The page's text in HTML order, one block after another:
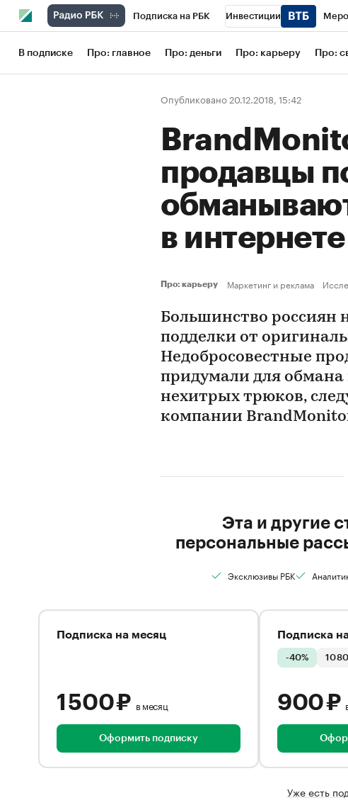
Подписка на РБК Инвестиции
Школа управления РБК РБК Образование
Рынок наличной валюты
В подписке Про: главное Про: деньги Про: карьеру Про:
Опубликовано 20.12.2018, 15:42
продавцы
в интернете
Про: карьеру Маркетинг и реклама
Большинство россиян
подделки от
Недобросовестные
придумали для обмана
нехитрых трюков,
компании
Эта и другие
персональные
Эксклюзивы РБК
Подписка на месяц
1 500 ₽ в месяц
Оформить подписку
Подписка
-40% 10
900 ₽
Уже есть